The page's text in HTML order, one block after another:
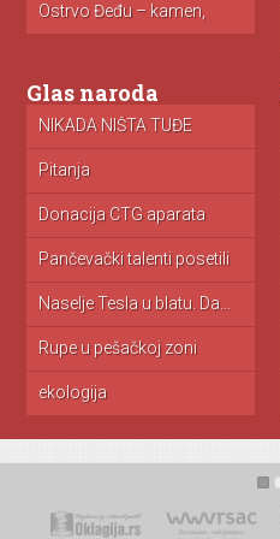
Ostrvo Đeđu – kamen,
Glas naroda
NIKADA NIŠTA TUĐE
Pitanja
Donacija CTG aparata
Bolnici Pančevo
Pančevački talenti posetili
izložbu posvećenu...
Naselje Tesla u blatu. Da...
Rupe u pešačkoj zoni
ekologija